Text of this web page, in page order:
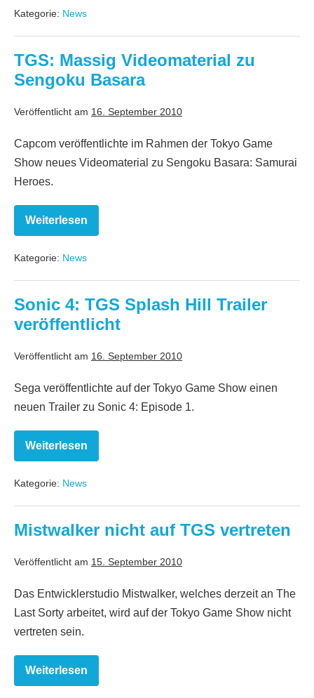
Lineup
Kategorie: News
TGS: Massig Videomaterial zu
Sengoku Basara
Veröffentlicht am 16. September 2010
Capcom veröffentlichte im Rahmen der Tokyo Game
Show neues Videomaterial zu Sengoku Basara: Samurai
Heroes.
Weiterlesen
TGS:
Massig
zu
Basara
Kategorie: News
Sonic 4: TGS Splash Hill Trailer
veröffentlicht
Veröffentlicht am 16. September 2010
Sega veröffentlichte auf der Tokyo Game Show einen
neuen Trailer zu Sonic 4: Episode 1.
Weiterlesen
Sonic
4:
Splash
Trailer
Kategorie: News
Mistwalker nicht auf TGS vertreten
Veröffentlicht am 15. September 2010
Das Entwicklerstudio Mistwalker, welches derzeit an The
Last Sorty arbeitet, wird auf der Tokyo Game Show nicht
vertreten sein.
Weiterlesen
Mistwalker
nicht